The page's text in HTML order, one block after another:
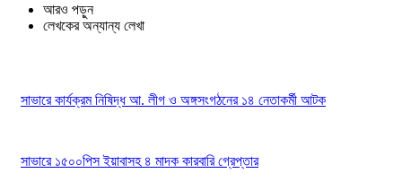
আরও পড়ুন
লেখকের অন্যান্য লেখা
সাভারে কার্যক্রম নিষিদ্ধ আ. লীগ ও অঙ্গসংগঠনের ১৪ নেতাকর্মী আটক
সাভারে ১৫০০পিস ইয়াবাসহ ৪ মাদক কারবারি গ্রেপ্তার